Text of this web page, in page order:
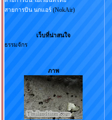
สายการบิน นกแอร์(NokAir)
เว็บที่น่าสนใจ
ธรรมจักร
ภาพ